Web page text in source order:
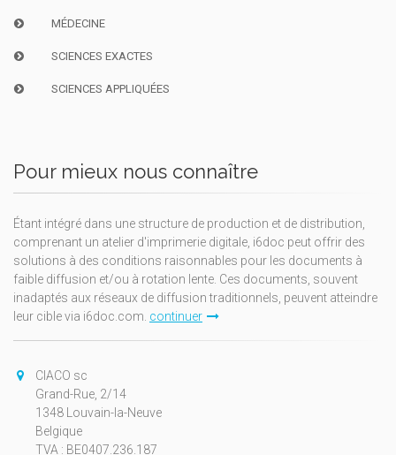
MÉDECINE
SCIENCES EXACTES
SCIENCES APPLIQUÉES
Pour mieux nous connaître
Étant intégré dans une structure de production et de distribution,
comprenant un atelier d'imprimerie digitale, i6doc peut offrir des
solutions à des conditions raisonnables pour les documents à
faible diffusion et/ou à rotation lente. Ces documents, souvent
inadaptés aux réseaux de diffusion traditionnels, peuvent atteindre
leur cible via i6doc.com. continuer
CIACO sc
Grand-Rue, 2/14
1348 Louvain-la-Neuve
Belgique
TVA : BE0407.236.187